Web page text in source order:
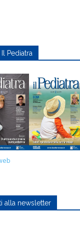
Il Pediatra
alla newsletter